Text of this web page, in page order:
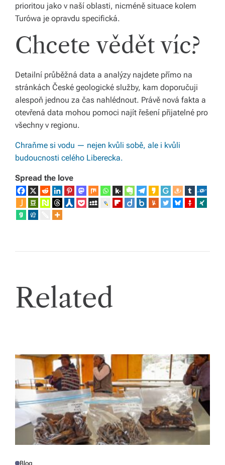
prioritou jako v naší oblasti, nicméně situace kolem
Turówa je opravdu specifická.
Chcete vědět víc?
Detailní průběžná data a analýzy najdete přímo na
stránkách České geologické služby, kam doporučuji
alespoň jednou za čas nahlédnout. Právě nová fakta a
otevřená data mohou pomoci najít řešení přijatelné pro
všechny v regionu.
Chraňme si vodu — nejen kvůli sobě, ale i kvůli
budoucnosti celého Liberecka.
Spread the love
Related
Blog